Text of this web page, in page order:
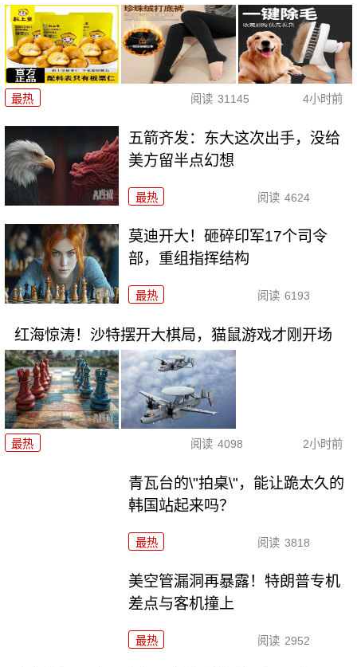
最热 阅读 31145 4小时前
五箭齐发：东大这次出手，没给
美方留半点幻想
最热 阅读 4624
莫迪开大！砸碎印军17个司令
部，重组指挥结构
最热 阅读 6193
红海惊涛！沙特摆开大棋局，猫鼠游戏才刚开场
最热 阅读 4098 2小时前
青瓦台的\"拍桌\"，能让跪太久的
韩国站起来吗？
最热 阅读 3818
美空管漏洞再暴露！特朗普专机
差点与客机撞上
最热 阅读 2952